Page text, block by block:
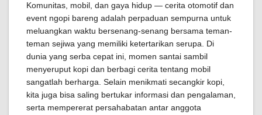
Komunitas, mobil, dan gaya hidup — cerita otomotif dan
event ngopi bareng adalah perpaduan sempurna untuk
meluangkan waktu bersenang-senang bersama teman-
teman sejiwa yang memiliki ketertarikan serupa. Di
dunia yang serba cepat ini, momen santai sambil
menyeruput kopi dan berbagi cerita tentang mobil
sangatlah berharga. Selain menikmati secangkir kopi,
kita juga bisa saling bertukar informasi dan pengalaman,
serta mempererat persahabatan antar anggota